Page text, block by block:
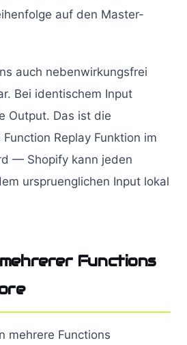
auf den Master-
auch nebenwirkungsfrei
Bei identischem Input
Output. Das ist die
Replay Funktion im
— Shopify kann jeden
urspruenglichen Input lokal
Functions
mehrere Functions